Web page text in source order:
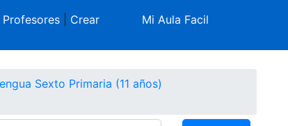
Profesores| Crear
Mi Aula Facil
Sexto Primaria (11 años)